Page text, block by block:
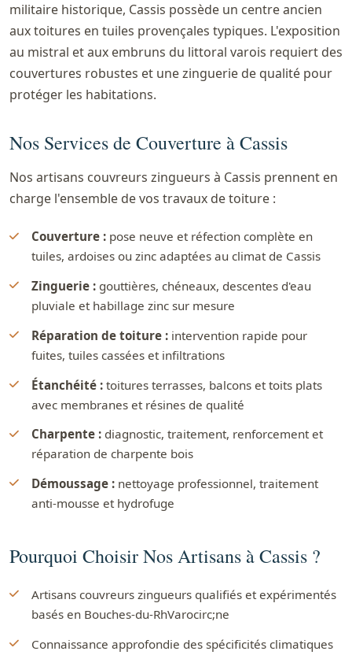
militaire historique, Cassis possède un centre ancien
aux toitures en tuiles provençales typiques. L'exposition
au mistral et aux embruns du littoral varois requiert des
couvertures robustes et une zinguerie de qualité pour
protéger les habitations.
Nos Services de Couverture à Cassis
Nos artisans couvreurs zingueurs à Cassis prennent en
charge l'ensemble de vos travaux de toiture :
Couverture : pose neuve et réfection complète en
tuiles, ardoises ou zinc adaptées au climat de Cassis
Zinguerie : gouttières, chéneaux, descentes d'eau
pluviale et habillage zinc sur mesure
Réparation de toiture : intervention rapide pour
fuites, tuiles cassées et infiltrations
Étanchéité : toitures terrasses, balcons et toits plats
avec membranes et résines de qualité
Charpente : diagnostic, traitement, renforcement et
réparation de charpente bois
Démoussage : nettoyage professionnel, traitement
anti-mousse et hydrofuge
Pourquoi Choisir Nos Artisans à Cassis ?
Artisans couvreurs zingueurs qualifiés et expérimentés
basés en Bouches-du-RhVarocirc;ne
Connaissance approfondie des spécificités climatiques